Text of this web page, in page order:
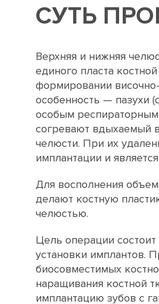
СУТЬ
Верхняя и нижняя
единого пласта
формировании
особенность — пазухи
особым
согревают вдыхаемый
челюсти. При их
имплантации и
Для восполнения
делают костную
челюстью.
Цель операции
установки имплантов.
биосовместимых
наращивания костной
имплантацию зубов с